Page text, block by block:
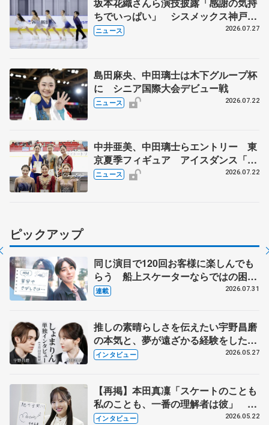
ちでいっぱい」 シスメックス神戸ア
イスキャンパス開場1周年イベント
ニュース 2026.07.27
島田麻央、中田璃士は木下グループ杯
に シニア国際大会デビュー戦
ニュース 2026.07.22
中井亜美、中田璃士らエントリー 東
京夏季フィギュア アイスダンス「か
ほゆう」や矢島榛乃、北村凌大組も
ニュース 2026.07.22
ピックアップ
同じ演目で120回お客様に楽しんでも
らう 船上スケーターならではの困難
とは 影響あったPIW前キャプテン松
連載 2026.07.31
推しの素晴らしさを伝えたい宇野昌磨
の本気と、夢が遠ざかる経験をした本
田真凜の覚悟
インタビュー 2026.05.27
【再掲】本田真凜「スケートのことも
私のことも、一番の理解者は彼」 引
退時の単独インタビューで語った競技
インタビュー 2026.05.22